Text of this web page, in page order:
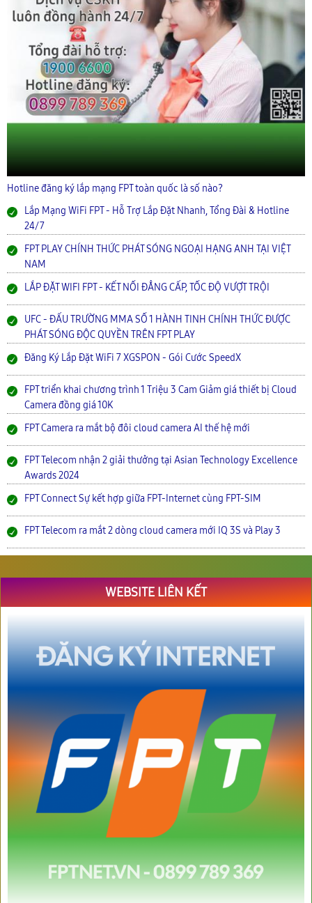
Hotline đăng ký lắp mạng FPT toàn quốc là số nào?
Lắp Mạng WiFi FPT - Hỗ Trợ Lắp Đặt Nhanh, Tổng Đài & Hotline
24/7
FPT PLAY CHÍNH THỨC PHÁT SÓNG NGOẠI HẠNG ANH TẠI VIỆT
NAM
LẮP ĐẶT WIFI FPT - KẾT NỐI ĐẲNG CẤP, TỐC ĐỘ VƯỢT TRỘI
UFC - ĐẤU TRƯỜNG MMA SỐ 1 HÀNH TINH CHÍNH THỨC ĐƯỢC
PHÁT SÓNG ĐỘC QUYỀN TRÊN FPT PLAY
Đăng Ký Lắp Đặt WiFi 7 XGSPON - Gói Cước SpeedX
FPT triển khai chương trình 1 Triệu 3 Cam Giảm giá thiết bị Cloud
Camera đồng giá 10K
FPT Camera ra mắt bộ đôi cloud camera AI thế hệ mới
FPT Telecom nhận 2 giải thưởng tại Asian Technology Excellence
Awards 2024
FPT Connect Sự kết hợp giữa FPT-Internet cùng FPT-SIM
FPT Telecom ra mắt 2 dòng cloud camera mới IQ 3S và Play 3
WEBSITE LIÊN KẾT